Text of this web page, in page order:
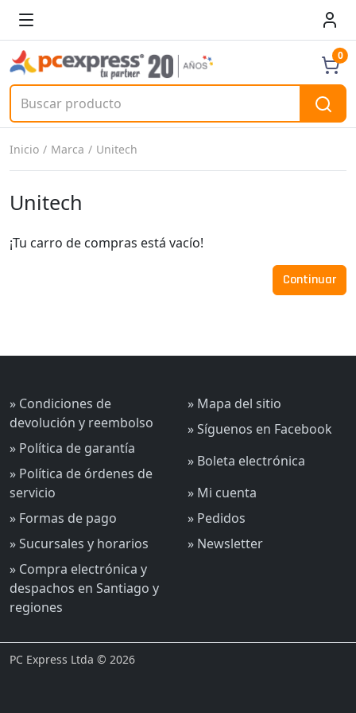
0
Inicio Marca Unitech
Unitech
¡Tu carro de compras está vacío!
Continuar
» Condiciones de
devolución y reembolso
» Política de garantía
» Política de órdenes de
servicio
» Formas de pago
» Sucursales y horarios
» Compra electrónica y
despachos en Santiago y
regiones
» Mapa del sitio
» Síguenos en Facebook
» Boleta electrónica
» Mi cuenta
» Pedidos
» Newsletter
PC Express Ltda © 2026